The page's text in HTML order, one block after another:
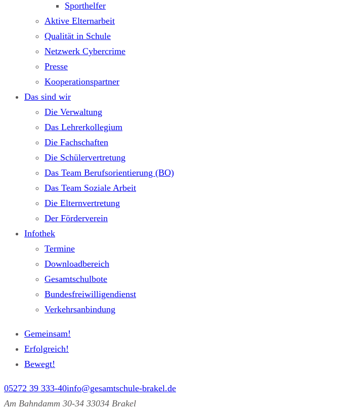
Sporthelfer
Aktive Elternarbeit
Qualität in Schule
Netzwerk Cybercrime
Presse
Kooperationspartner
Das sind wir
Die Verwaltung
Das Lehrerkollegium
Die Fachschaften
Die Schülervertretung
Das Team Berufsorientierung (BO)
Das Team Soziale Arbeit
Die Elternvertretung
Der Förderverein
Infothek
Termine
Downloadbereich
Gesamtschulbote
Bundesfreiwilligendienst
Verkehrsanbindung
Gemeinsam!
Erfolgreich!
Bewegt!
05272 39 333-40info@gesamtschule-brakel.de
Am Bahndamm 30-34 33034 Brakel